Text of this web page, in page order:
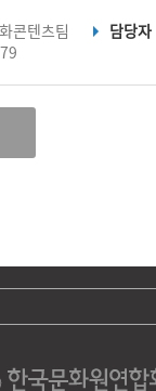
콘텐츠팀 담당자